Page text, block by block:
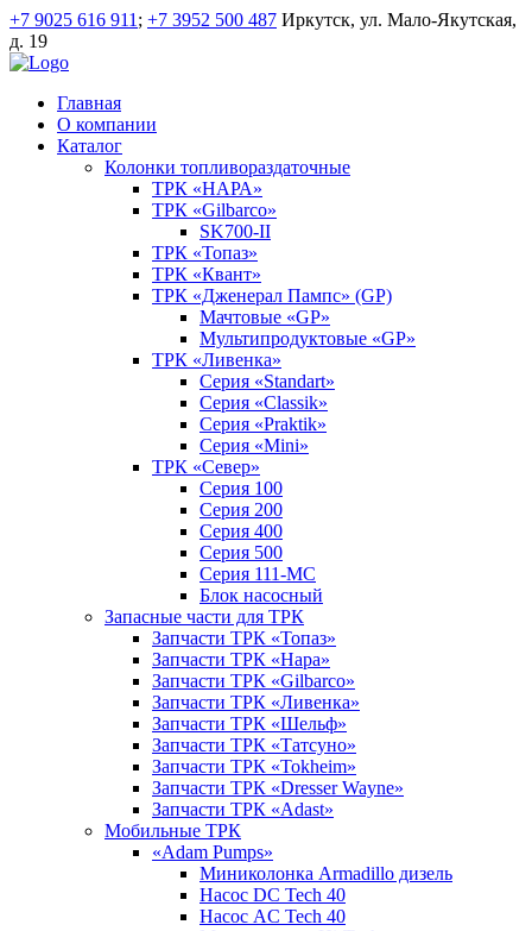
+7 9025 616 911 ; +7 3952 500 487 Иркутск, ул. Мало-Якутская,
д. 19
Главная
О компании
Каталог
Колонки топливораздаточные
ТРК «НАРА»
ТРК «Gilbarco»
SK700-II
ТРК «Топаз»
ТРК «Квант»
ТРК «Дженерал Пампс» (GP)
Мачтовые «GP»
Мультипродуктовые «GP»
ТРК «Ливенка»
Серия «Standart»
Серия «Classik»
Серия «Praktik»
Серия «Mini»
ТРК «Север»
Серия 100
Серия 200
Серия 400
Серия 500
Серия 111-МС
Блок насосный
Запасные части для ТРК
Запчасти ТРК «Топаз»
Запчасти ТРК «Нара»
Запчасти ТРК «Gilbarco»
Запчасти ТРК «Ливенка»
Запчасти ТРК «Шельф»
Запчасти ТРК «Татсуно»
Запчасти ТРК «Tokheim»
Запчасти ТРК «Dresser Wayne»
Запчасти ТРК «Adast»
Мобильные ТРК
«Adam Pumps»
Миниколонка Armadillo дизель
Насос DC Tech 40
Насос AC Tech 40